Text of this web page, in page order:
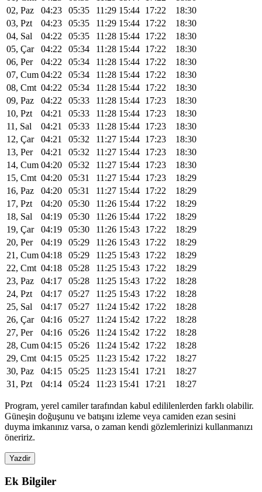
02, Paz
04:23 05:35 11:29 15:44 17:22
18:30
03, Pzt
04:23 05:35 11:29 15:44 17:22
18:30
04, Sal
04:22 05:35 11:28 15:44 17:22
18:30
05, Çar
04:22 05:34 11:28 15:44 17:22
18:30
06, Per
04:22 05:34 11:28 15:44 17:22
18:30
07, Cum 04:22 05:34 11:28 15:44 17:22
18:30
08, Cmt 04:22 05:34 11:28 15:44 17:22
18:30
09, Paz
04:22 05:33 11:28 15:44 17:23
18:30
10, Pzt
04:21 05:33 11:28 15:44 17:23
18:30
11, Sal
04:21 05:33 11:28 15:44 17:23
18:30
12, Çar
04:21 05:32 11:27 15:44 17:23
18:30
13, Per
04:21 05:32 11:27 15:44 17:23
18:30
14, Cum 04:20 05:32 11:27 15:44 17:23
18:30
15, Cmt 04:20 05:31 11:27 15:44 17:23
18:29
16, Paz
04:20 05:31 11:27 15:44 17:22
18:29
17, Pzt
04:20 05:30 11:26 15:44 17:22
18:29
18, Sal
04:19 05:30 11:26 15:44 17:22
18:29
19, Çar
04:19 05:30 11:26 15:43 17:22
18:29
20, Per
04:19 05:29 11:26 15:43 17:22
18:29
21, Cum 04:18 05:29 11:25 15:43 17:22
18:29
22, Cmt 04:18 05:28 11:25 15:43 17:22
18:29
23, Paz
04:17 05:28 11:25 15:43 17:22
18:28
24, Pzt
04:17 05:27 11:25 15:43 17:22
18:28
25, Sal
04:17 05:27 11:24 15:42 17:22
18:28
26, Çar
04:16 05:27 11:24 15:42 17:22
18:28
27, Per
04:16 05:26 11:24 15:42 17:22
18:28
28, Cum 04:15 05:26 11:24 15:42 17:22
18:28
29, Cmt 04:15 05:25 11:23 15:42 17:22
18:27
30, Paz
04:15 05:25 11:23 15:41 17:21
18:27
31, Pzt
04:14 05:24 11:23 15:41 17:21 18:27
Program, yerel camiler tarafından kabul edililenlerden farklı olabilir.
Güneşin doğuşunu ve batışını izleme veya camiden ezan sesini
duyma imkanınız varsa, o zaman kendi gözlemlerinizi kullanmanızı
öneririz.
Yazdir
Ek Bilgiler